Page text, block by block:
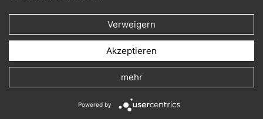
Verweigern
Akzeptieren
mehr
Powered by